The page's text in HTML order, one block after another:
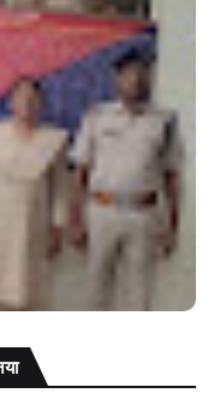
गया में मतगणना को